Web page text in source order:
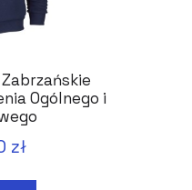
Ogólnego i
zł